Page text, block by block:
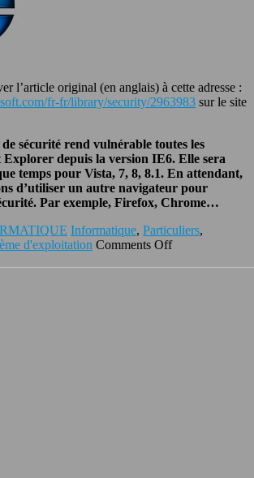
l’article original (en anglais) à cette adresse :
fr-fr/library/security/2963983 sur le site
sécurité rend vulnérable toutes les
Explorer depuis la version IE6. Elle sera
temps pour Vista, 7, 8, 8.1. En attendant,
d’utiliser un autre navigateur pour
Par exemple, Firefox, Chrome…
Informatique, Particuliers,
d'exploitation Comments Off